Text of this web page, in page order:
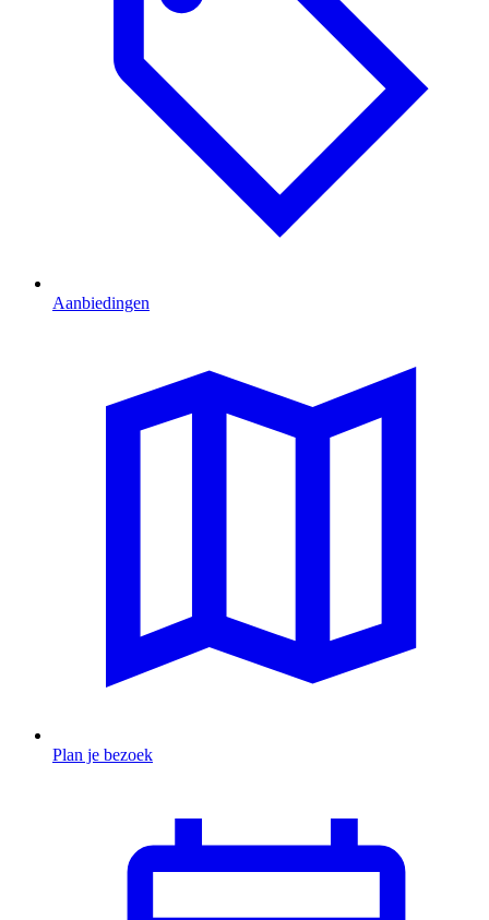
Aanbiedingen
Plan je bezoek